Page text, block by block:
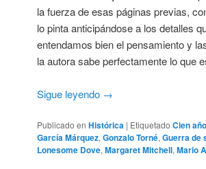
la fuerza de esas páginas previas,
lo pinta anticipándose a los detalles
entendamos bien el pensamiento y
la autora sabe perfectamente lo que
Sigue leyendo →
Publicado en Histórica | Etiquetado Cien
García Márquez,Gonzalo Torné,Guerra de
Lonesome Dove,Margaret Mitchell,Mario